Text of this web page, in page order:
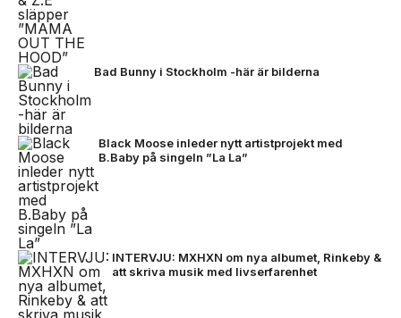
Bad Bunny i Stockholm -här är bilderna
Black Moose inleder nytt artistprojekt med
B.Baby på singeln ”La La”
INTERVJU: MXHXN om nya albumet, Rinkeby &
att skriva musik med livserfarenhet